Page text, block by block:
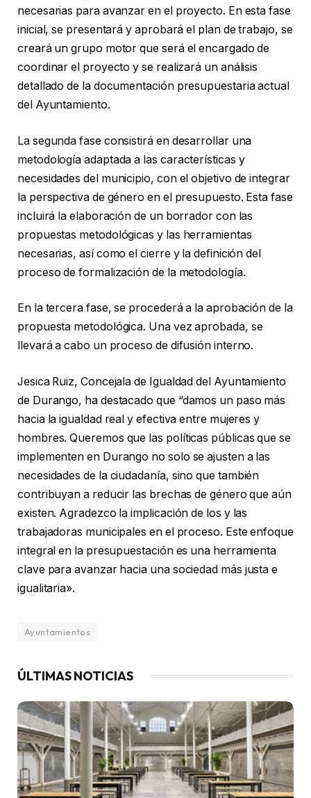
necesarias para avanzar en el proyecto. En esta fase
inicial, se presentará y aprobará el plan de trabajo, se
creará un grupo motor que será el encargado de
coordinar el proyecto y se realizará un análisis
detallado de la documentación presupuestaria actual
del Ayuntamiento.
La segunda fase consistirá en desarrollar una
metodología adaptada a las características y
necesidades del municipio, con el objetivo de integrar
la perspectiva de género en el presupuesto. Esta fase
incluirá la elaboración de un borrador con las
propuestas metodológicas y las herramientas
necesarias, así como el cierre y la definición del
proceso de formalización de la metodología.
En la tercera fase, se procederá a la aprobación de la
propuesta metodológica. Una vez aprobada, se
llevará a cabo un proceso de difusión interno.
Jesica Ruiz, Concejala de Igualdad del Ayuntamiento
de Durango, ha destacado que “damos un paso más
hacia la igualdad real y efectiva entre mujeres y
hombres. Queremos que las políticas públicas que se
implementen en Durango no solo se ajusten a las
necesidades de la ciudadanía, sino que también
contribuyan a reducir las brechas de género que aún
existen. Agradezco la implicación de los y las
trabajadoras municipales en el proceso. Este enfoque
integral en la presupuestación es una herramienta
clave para avanzar hacia una sociedad más justa e
igualitaria».
Ayuntamientos
ÚLTIMAS NOTICIAS